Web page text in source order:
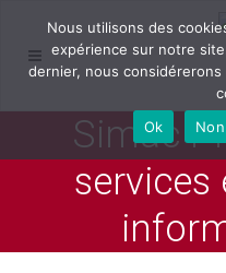
Simac
services
Nous utilisons des
expérience sur notre
dernier, nous
Ok
Non